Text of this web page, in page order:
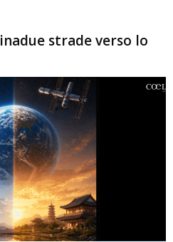
strade verso lo